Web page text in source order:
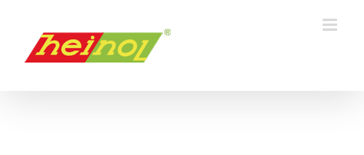
springen